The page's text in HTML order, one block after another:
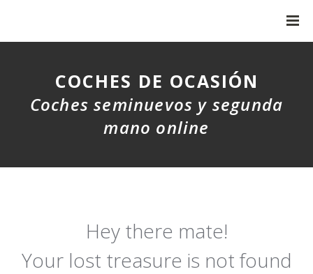
COCHES DE OCASIÓN
Coches seminuevos y segunda
mano online
Hey there mate!
Your lost treasure is not found